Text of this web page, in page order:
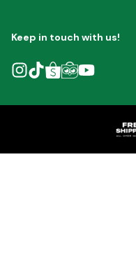
Keep in touch with us!